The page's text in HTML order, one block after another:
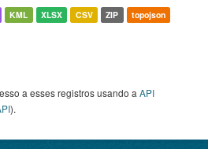
KML XLSX CSV ZIP
topojson
a esses registros usando a API
).